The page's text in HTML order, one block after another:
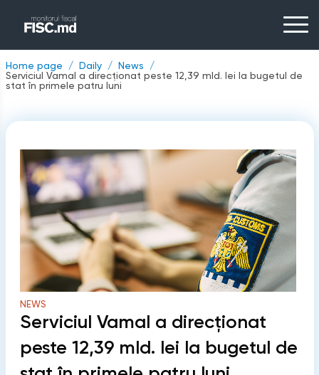
Home page Daily
News
Serviciul Vamal a direcționat peste 12,39 mld. lei la bugetul de
stat în primele patru luni
NEWS
Serviciul Vamal a direcționat
peste 12,39 mld. lei la bugetul de